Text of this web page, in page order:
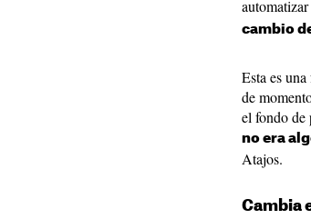
cambio
Esta es
de
el fondo de
no era
Atajos.
Cambia